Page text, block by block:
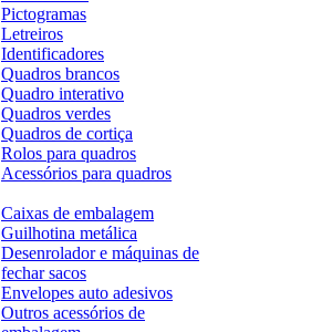
Pictogramas
Letreiros
Identificadores
Quadros brancos
Quadro interativo
Quadros verdes
Quadros de cortiça
Rolos para quadros
Acessórios para quadros
Caixas de embalagem
Guilhotina metálica
Desenrolador e máquinas de
fechar sacos
Envelopes auto adesivos
Outros acessórios de